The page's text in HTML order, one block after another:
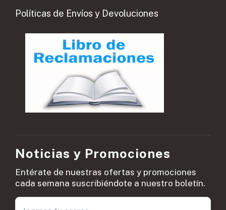
Políticas de Envíos y Devoluciones
Noticias y Promociones
Entérate de nuestras ofertas y promociones
cada semana suscribiéndote a nuestro boletín.